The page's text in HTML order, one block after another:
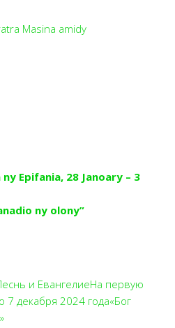
Masina amidy
Epifania, 28 Janoary – 3
ny olony”
и ЕвангелиеНа первую
7 декабря 2024 года«Бог